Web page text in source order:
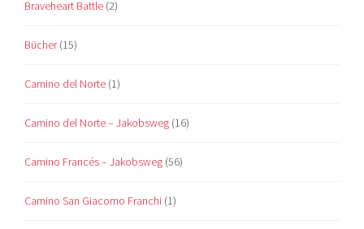
Braveheart Battle (2)
Bücher(15)
Camino del Norte (1)
Camino del Norte – Jakobsweg (16)
Camino Francés – Jakobsweg (56)
Camino San Giacomo Franchi (1)